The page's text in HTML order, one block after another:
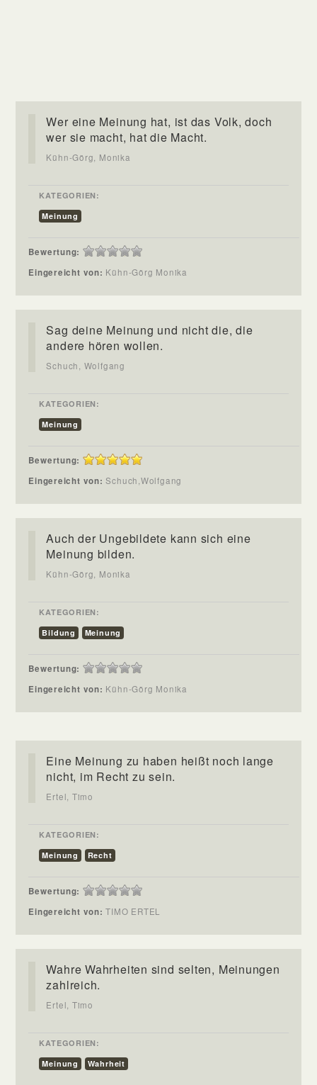
Wer eine Meinung hat, ist das Volk, doch
wer sie macht, hat die Macht.
Kühn-Görg, Monika
KATEGORIEN:
Meinung
Bewertung:
Eingereicht von: Kühn-Görg Monika
Sag deine Meinung und nicht die, die
andere hören wollen.
Schuch, Wolfgang
KATEGORIEN:
Meinung
Bewertung:
Eingereicht von:Schuch,Wolfgang
Auch der Ungebildete kann sich eine
Meinung bilden.
Kühn-Görg, Monika
KATEGORIEN:
Bildung
Meinung
Bewertung:
Eingereicht von: Kühn-Görg Monika
Eine Meinung zu haben heißt noch lange
nicht, im Recht zu sein.
Ertel, Timo
KATEGORIEN:
Meinung
Recht
Bewertung:
Eingereicht von:TIMO ERTEL
Wahre Wahrheiten sind selten, Meinungen
zahlreich.
Ertel, Timo
KATEGORIEN:
Meinung
Wahrheit